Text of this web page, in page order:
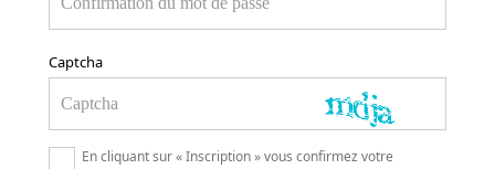
Captcha
En cliquant sur « Inscription » vous confirmez votre